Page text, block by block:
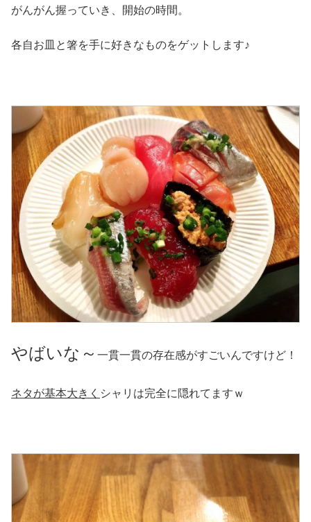
がんがん握っていき、開始の時間。
各自お皿と箸を手に好きなものをゲットします♪
やばいな～ 一貫一貫の存在感がすごいんですけど！
ネタが基本大きく シャリは完全に隠れてますｗ